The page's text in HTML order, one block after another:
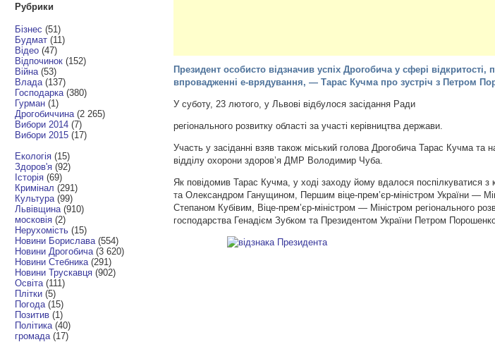
Рубрики
Бізнес (51)
Будмат (11)
Відео (47)
Відпочинок (152)
Війна (53)
Влада (137)
Господарка (380)
Гурман (1)
Дрогобиччина (2 265)
Вибори 2014 (7)
Вибори 2015 (17)
Екологія (15)
Здоров'я (92)
Історія (69)
Кримінал (291)
Культура (99)
Львівщина (910)
московія (2)
Нерухомість (15)
Новини Борислава (554)
Новини Дрогобича (3 620)
Новини Стебника (291)
Новини Трускавця (902)
Освіта (111)
Плітки (5)
Погода (15)
Позитив (1)
Політика (40)
громада (17)
Президент особисто відзначив успіх Дрогобича у сфері відкритості,
впровадженні е-врядування, — Тарас Кучма про зустріч з Петром
У суботу, 23 лютого, у Львові відбулося засідання Ради
регіонального розвитку області за участі керівництва держави.
Участь у засіданні взяв також міський голова Дрогобича Тарас Кучма та
відділу охорони здоров’я ДМР Володимир Чуба.
Як повідомив Тарас Кучма, у ході заходу йому вдалося
та Олександром Ганущином, Першим віце-прем’єр-міністром України —
Степаном Кубівим, Віце-прем’єр-міністром — Міністром регіонального
господарства Генадієм Зубком та Президентом України Петром